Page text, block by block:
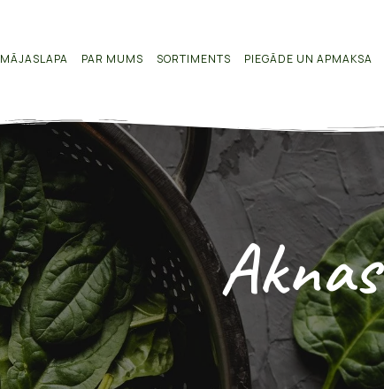
MĀJASLAPA PAR MUMS SORTIMENTS PIEGĀDE UN APMAKSA
Aknas